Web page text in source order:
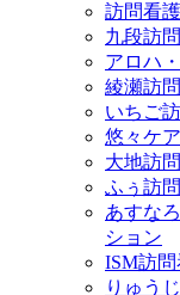
訪問看
九段訪
アロハ
綾瀬訪
いちご
悠々ケ
大地訪
ふぅ訪
あすな
ション
ISM訪
りゅう